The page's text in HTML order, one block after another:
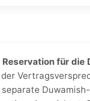
Reservation für die
separate Duwamish-